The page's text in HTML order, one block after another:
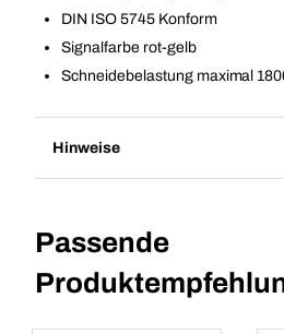
DIN ISO 5745 Konform
Signalfarbe rot-gelb
Schneidebelastung maximal
Hinweise
Passende